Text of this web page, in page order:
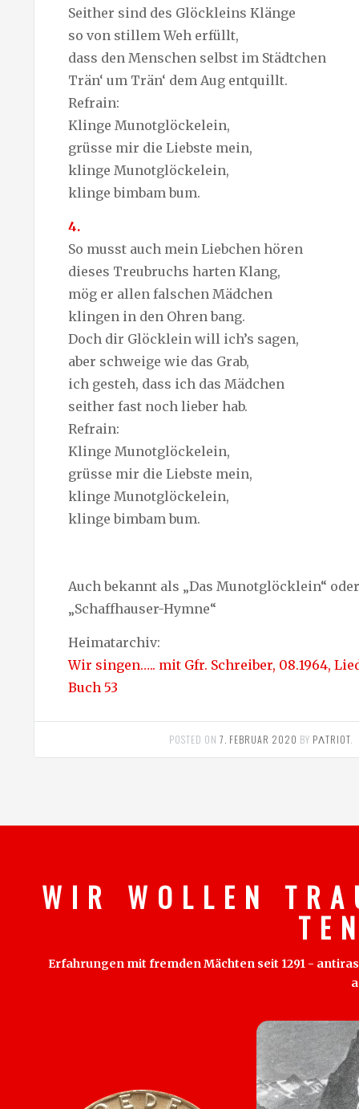
Seither sind des Glöckleins Klänge
so von stillem Weh erfüllt,
dass den Menschen selbst im Städtchen
Trän‘ um Trän‘ dem Aug entquillt.
Refrain:
Klinge Munotglöckelein,
grüsse mir die Liebste mein,
klinge Munotglöckelein,
klinge bimbam bum.
4.
So musst auch mein Liebchen hören
dieses Treubruchs harten Klang,
mög er allen falschen Mädchen
klingen in den Ohren bang.
Doch dir Glöcklein will ich’s sagen,
aber schweige wie das Grab,
ich gesteh, dass ich das Mädchen
seither fast noch lieber hab.
Refrain:
Klinge Munotglöckelein,
grüsse mir die Liebste mein,
klinge Munotglöckelein,
klinge bimbam bum.
Auch bekannt als „Das Munotglöcklein“ oder
„Schaffhauser-Hymne“
Heimatarchiv:
Wir singen….. mit Gfr. Schreiber, 08.1964, Lied
Buch 53
POSTED ON7. FEBRUAR 2020 BY PΛTRIOT
W I R W O L L E N T R
T E
Erfahrungen mit fremden Mächten seit 1291 -